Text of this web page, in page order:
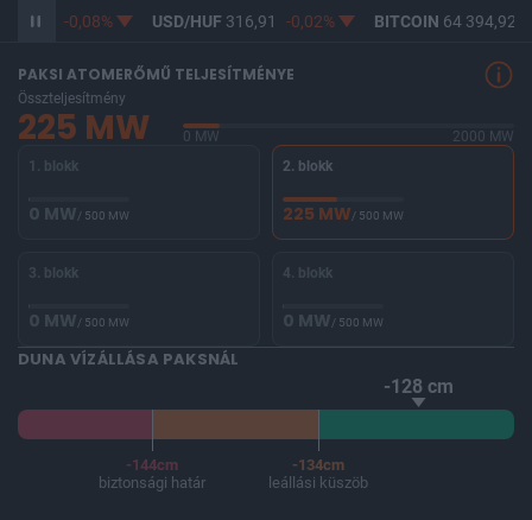
-0,08% USD/HUF316,91 -0,02% BITCOIN64 394,92
PAKSI ATOMERŐMŰ TELJESÍTMÉNYE
Összteljesítmény
225 MW 0 MW
2000 MW
1. blokk
0 MW/ 500 MW
2. blokk
225 MW/ 500 MW
3. blokk
0 MW/ 500 MW
4. blokk
0 MW/ 500 MW
DUNA VÍZÁLLÁSA PAKSNÁL
-128 cm
-144cm
biztonsági határ
-134cm
leállási küszöb